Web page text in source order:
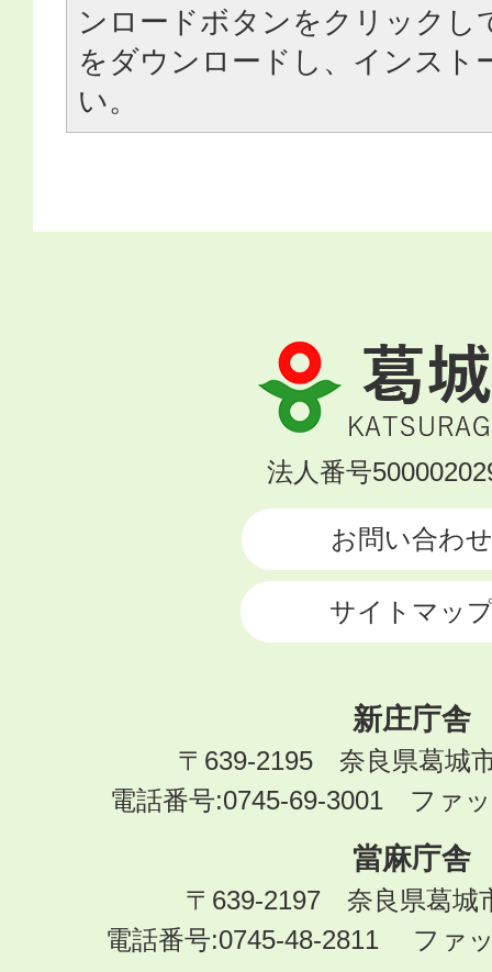
ンロードボタンをクリックし
をダウンロードし、インスト
い。
葛
城
市
KATSURAGI
法人番号
お問い合わせ
サイトマッ
新庄庁舎
〒639-2195 奈良県葛城
電話番号:0745-69-3001 ファ
當麻庁舎
〒639-2197 奈良県葛城
電話番号:0745-48-2811 ファ